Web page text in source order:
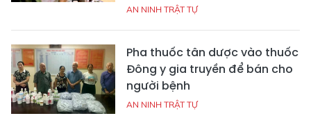
AN NINH TRẬT TỰ
Pha thuốc tân dược vào thuốc
Đông y gia truyền để bán cho
người bệnh
AN NINH TRẬT TỰ